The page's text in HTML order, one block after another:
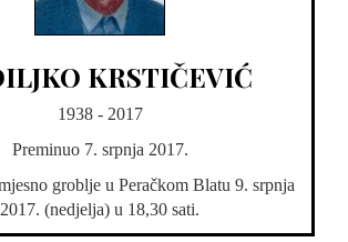
KRSTIČEVIĆ
1938 - 2017
Preminuo 7. srpnja 2017.
groblje u Peračkom Blatu 9. srpnja
2017. (nedjelja) u 18,30 sati.